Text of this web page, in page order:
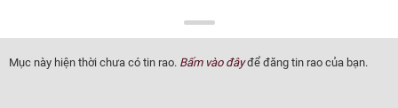
Tất cả
Mục này hiện thời chưa có tin rao. Bấm vào đâyđể đăng tin rao của bạn.